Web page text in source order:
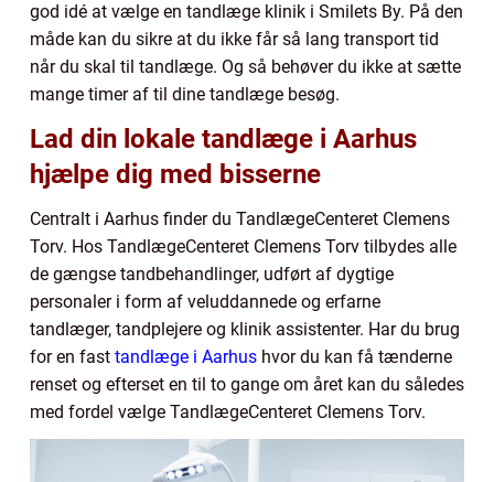
god idé at vælge en tandlæge klinik i Smilets By. På den
måde kan du sikre at du ikke får så lang transport tid
når du skal til tandlæge. Og så behøver du ikke at sætte
mange timer af til dine tandlæge besøg.
Lad din lokale tandlæge i Aarhus
hjælpe dig med bisserne
Centralt i Aarhus finder du TandlægeCenteret Clemens
Torv. Hos TandlægeCenteret Clemens Torv tilbydes alle
de gængse tandbehandlinger, udført af dygtige
personaler i form af veluddannede og erfarne
tandlæger, tandplejere og klinik assistenter. Har du brug
for en fast tandlæge i Aarhus hvor du kan få tænderne
renset og efterset en til to gange om året kan du således
med fordel vælge TandlægeCenteret Clemens Torv.